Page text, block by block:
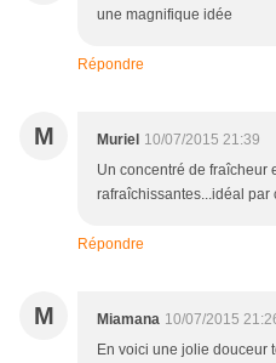
une magnifique idée
Répondre
M Muriel 10/07/2015 21:39
Un concentré de fraîcheur
rafraîchissantes...idéal par
Répondre
M Miamana 10/07/2015
En voici une jolie douceur